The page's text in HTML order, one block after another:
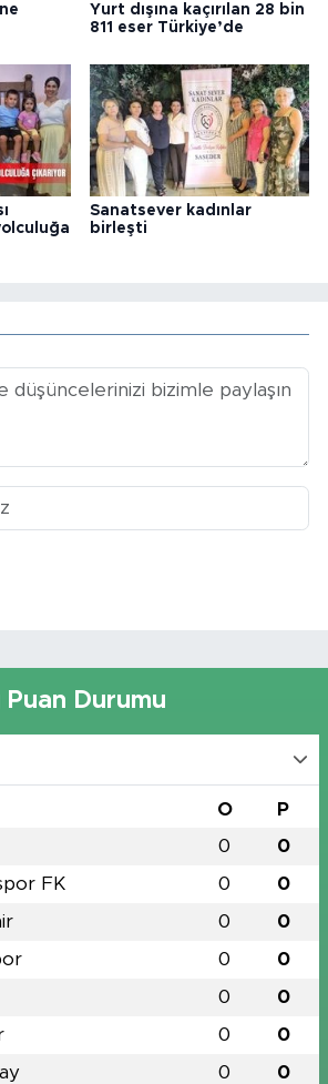
Yurt dışına kaçırılan 28 bin
811 eser Türkiye’de
Sanatsever kadınlar
birleşti
Durumu
O P
0 0
FK 0 0
0 0
0 0
0 0
0 0
0 0